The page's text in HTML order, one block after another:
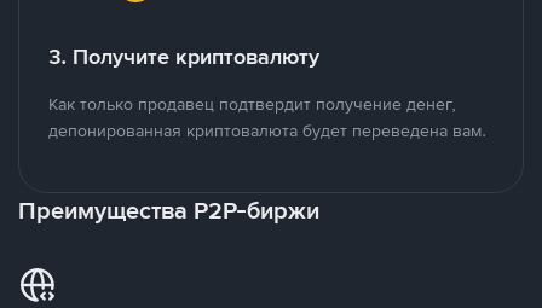
3. Получите криптовалюту
Как только продавец подтвердит получение денег,
депонированная криптовалюта будет переведена вам.
Преимущества P2P-биржи